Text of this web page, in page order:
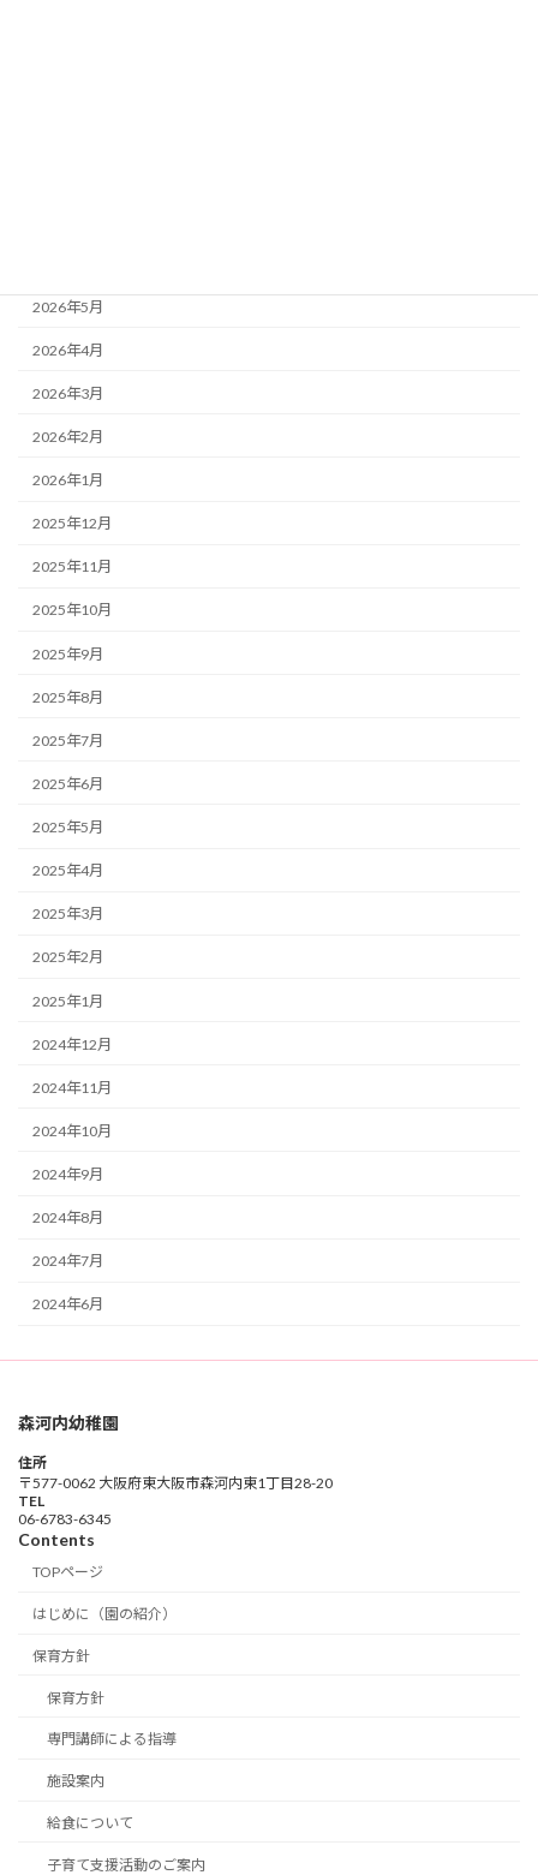
2026年5月
2026年4月
2026年3月
2026年2月
2026年1月
2025年12月
2025年11月
2025年10月
2025年9月
2025年8月
2025年7月
2025年6月
2025年5月
2025年4月
2025年3月
2025年2月
2025年1月
2024年12月
2024年11月
2024年10月
2024年9月
2024年8月
2024年7月
2024年6月
森河内幼稚園
住所
〒577-0062 大阪府東大阪市森河内東1丁目28-20
TEL
06-6783-6345
Contents
TOPページ
はじめに（園の紹介）
保育方針
保育方針
専門講師による指導
施設案内
給食について
子育て支援活動のご案内